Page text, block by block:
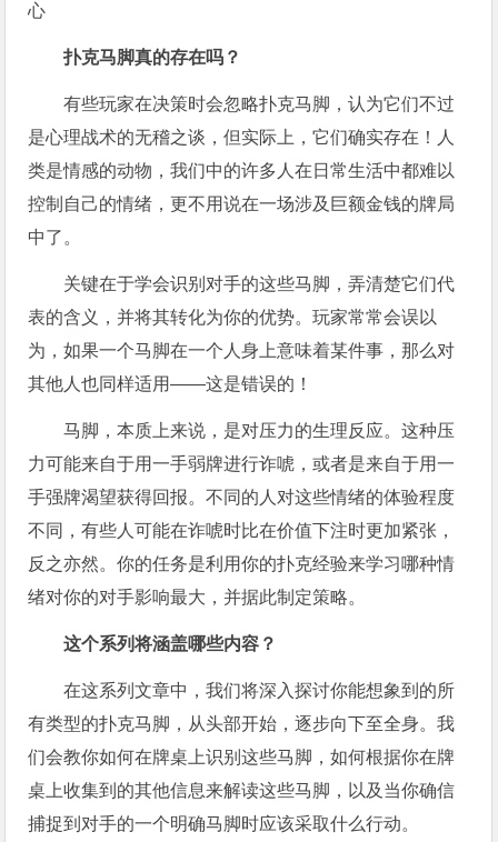
扑克马脚真的存在吗？
有些玩家在决策时会忽略扑克马脚，认为它们不过
是心理战术的无稽之谈，但实际上，它们确实存在！人
类是情感的动物，我们中的许多人在日常生活中都难以
控制自己的情绪，更不用说在一场涉及巨额金钱的牌局
中了。
关键在于学会识别对手的这些马脚，弄清楚它们代
表的含义，并将其转化为你的优势。玩家常常会误以
为，如果一个马脚在一个人身上意味着某件事，那么对
其他人也同样适用——这是错误的！
马脚，本质上来说，是对压力的生理反应。这种压
力可能来自于用一手弱牌进行诈唬，或者是来自于用一
手强牌渴望获得回报。不同的人对这些情绪的体验程度
不同，有些人可能在诈唬时比在价值下注时更加紧张，
反之亦然。你的任务是利用你的扑克经验来学习哪种情
绪对你的对手影响最大，并据此制定策略。
这个系列将涵盖哪些内容？
在这系列文章中，我们将深入探讨你能想象到的所
有类型的扑克马脚，从头部开始，逐步向下至全身。我
们会教你如何在牌桌上识别这些马脚，如何根据你在牌
桌上收集到的其他信息来解读这些马脚，以及当你确信
捕捉到对手的一个明确马脚时应该采取什么行动。